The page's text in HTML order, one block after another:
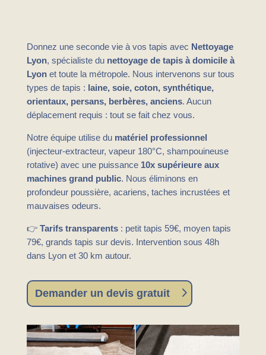
Donnez une seconde vie à vos tapis avec Nettoyage
Lyon, spécialiste du nettoyage de tapis à domicile à
Lyonet toute la métropole. Nous intervenons sur tous
types de tapis : laine, soie, coton, synthétique,
orientaux, persans, berbères, anciens. Aucun
déplacement requis : tout se fait chez vous.
Notre équipe utilise du matériel professionnel
(injecteur-extracteur, vapeur 180°C, shampouineuse
rotative) avec une puissance 10x supérieure aux
machines grand public. Nous éliminons en
profondeur poussière, acariens, taches incrustées et
mauvaises odeurs.
👉 Tarifs transparents: petit tapis 59€, moyen tapis
79€, grands tapis sur devis. Intervention sous 48h
dans Lyon et 30 km autour.
Demander un devis gratuit